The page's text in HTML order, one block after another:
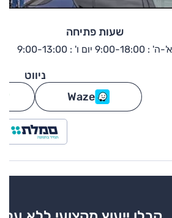
שעות פתיחה
א'-ה' : 9:00-18:00 יום ו' : 9:00-13:00
ניווט
Waze